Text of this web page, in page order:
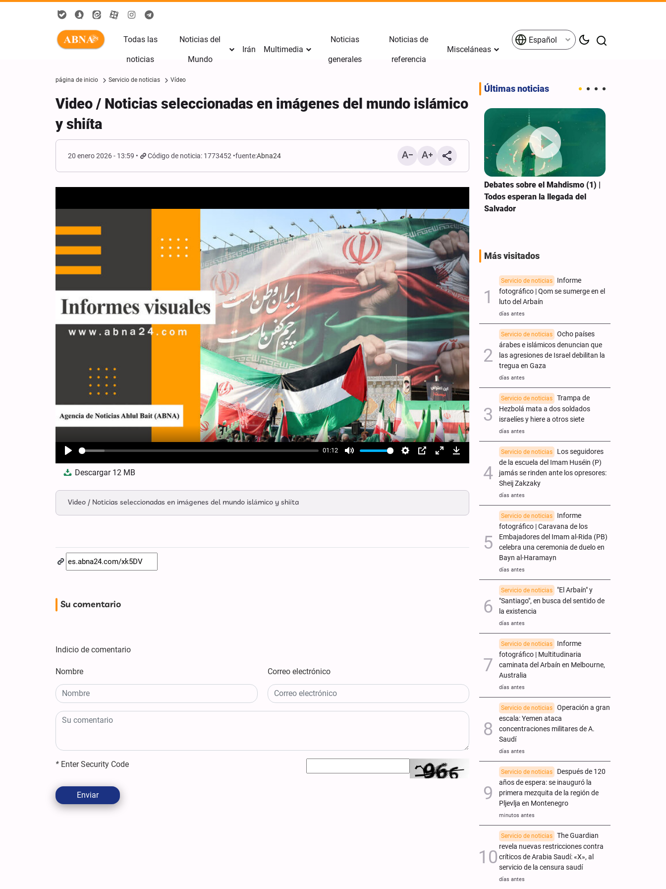
Todas las
noticias
Noticias del
Mundo
Irán Multimedia
Noticias
generales
Noticias de
referencia
Misceláneas
Español
página de inicio Servicio de noticias Vídeo
Video / Noticias seleccionadas en imágenes del mundo islámico
y shiíta
20 enero 2026 - 13:59 Código de noticia: 1773452 fuente:Abna24
Play
01:12
Mute Settings
PIP EnterDownload
Descargar 12 MB
Video / Noticias seleccionadas en imágenes del mundo islámico y shiíta
Su comentario
Indicio de comentario
Nombre Correo electrónico
* Enter Security Code
Enviar
Últimas noticias
El Ministerio de Inteligencia
vinculados al Mosad en el sureste
de Irán
Debates sobre el Mahdismo (1) |
Todos esperan la llegada del
Salvador
Más visitados
Servicio de noticias
Informe
fotográfico | Qom se sumerge en el
luto del Arbaín
días antes
Servicio de noticias
Ocho países
árabes e islámicos denuncian que
las agresiones de Israel debilitan la
tregua en Gaza
días antes
Servicio de noticias
Trampa de
Hezbolá mata a dos soldados
israelíes y hiere a otros siete
días antes
Servicio de noticias
Los seguidores
de la escuela del Imam Huséin (P)
jamás se rinden ante los opresores:
Sheij Zakzaky
días antes
Servicio de noticias
Informe
fotográfico | Caravana de los
Embajadores del Imam al-Rida (PB)
celebra una ceremonia de duelo en
Bayn al-Haramayn
días antes
Servicio de noticias
"El Arbaín" y
"Santiago", en busca del sentido de
la existencia
días antes
Servicio de noticias
Informe
fotográfico | Multitudinaria
caminata del Arbaín en Melbourne,
Australia
días antes
Servicio de noticias
Operación a gran
escala: Yemen ataca
concentraciones militares de A.
Saudí
días antes
Servicio de noticias
Después de 120
años de espera: se inauguró la
primera mezquita de la región de
Pljevlja en Montenegro
minutos antes
Servicio de noticias
The Guardian
revela nuevas restricciones contra
críticos de Arabia Saudí: «X», al
servicio de la censura saudí
días antes